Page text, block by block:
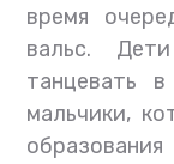
время
вальс.
танцевать
мальчики,